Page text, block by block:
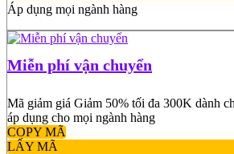
Áp dụng mọi ngành hàng
Miễn phí vận chuyển
Mã giảm giá Giảm 50% tối đa 300K dành
áp dụng cho mọi ngành hàng
COPY MÃ
LẤY MÃ